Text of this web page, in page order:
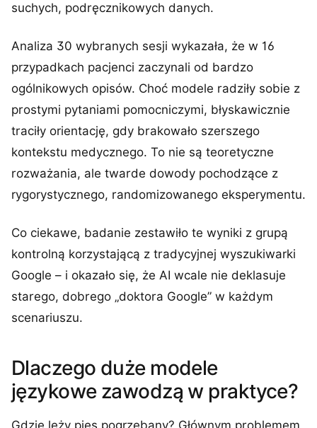
suchych, podręcznikowych danych.
Analiza 30 wybranych sesji wykazała, że w 16
przypadkach pacjenci zaczynali od bardzo
ogólnikowych opisów. Choć modele radziły sobie z
prostymi pytaniami pomocniczymi, błyskawicznie
traciły orientację, gdy brakowało szerszego
kontekstu medycznego. To nie są teoretyczne
rozważania, ale twarde dowody pochodzące z
rygorystycznego, randomizowanego eksperymentu.
Co ciekawe, badanie zestawiło te wyniki z grupą
kontrolną korzystającą z tradycyjnej wyszukiwarki
Google – i okazało się, że AI wcale nie deklasuje
starego, dobrego „doktora Google” w każdym
scenariuszu.
Dlaczego duże modele
językowe zawodzą w praktyce?
Gdzie leży pies pogrzebany? Głównym problemem